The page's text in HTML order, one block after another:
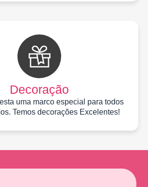
Decoração
uma marco especial para todos
Temos decorações Excelentes!